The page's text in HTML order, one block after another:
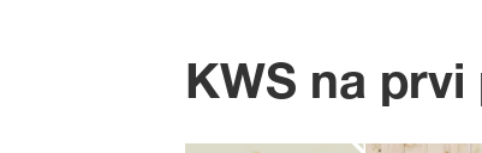
KWS na prvi